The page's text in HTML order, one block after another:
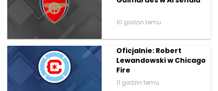
10 godzin temu
Oficjalnie: Robert
Lewandowski w Chicago
Fire
11 godzin temu